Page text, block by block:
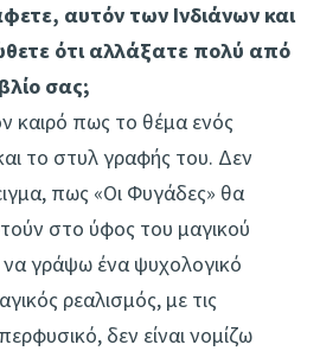
αυτόν των Ινδιάνων και
ότι αλλάξατε πολύ από
σας;
καιρό πως το θέμα ενός
το στυλ γραφής του. Δεν
πως «Οι Φυγάδες» θα
στο ύφος του μαγικού
γράψω ένα ψυχολογικό
ρεαλισμός, με τις
δεν είναι νομίζω